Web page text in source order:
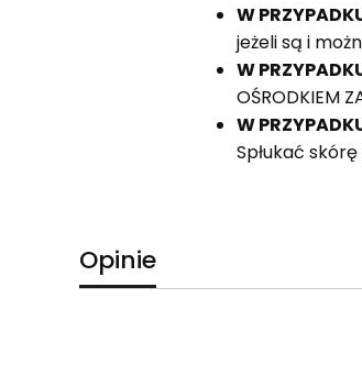
W
jeżeli są i
W
OŚRODKIEM
W
Spłukać
Opinie